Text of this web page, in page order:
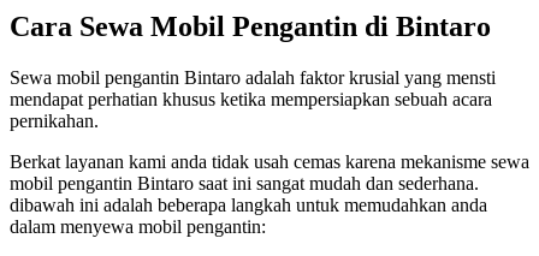
Cara Sewa Mobil Pengantin di Bintaro
Sewa mobil pengantin Bintaro adalah faktor krusial yang mensti
mendapat perhatian khusus ketika mempersiapkan sebuah acara
pernikahan.
Berkat layanan kami anda tidak usah cemas karena mekanisme sewa
mobil pengantin Bintaro saat ini sangat mudah dan sederhana.
dibawah ini adalah beberapa langkah untuk memudahkan anda
dalam menyewa mobil pengantin: